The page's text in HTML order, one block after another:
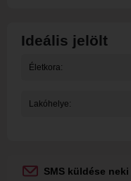
Ideális jelölt
Életkora:
Lakóhelye:
SMS küldése neki